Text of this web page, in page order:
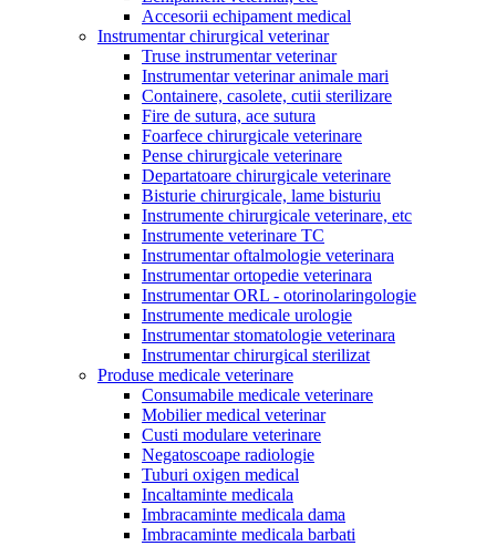
Accesorii echipament medical
Instrumentar chirurgical veterinar
Truse instrumentar veterinar
Instrumentar veterinar animale mari
Containere, casolete, cutii sterilizare
Fire de sutura, ace sutura
Foarfece chirurgicale veterinare
Pense chirurgicale veterinare
Departatoare chirurgicale veterinare
Bisturie chirurgicale, lame bisturiu
Instrumente chirurgicale veterinare, etc
Instrumente veterinare TC
Instrumentar oftalmologie veterinara
Instrumentar ortopedie veterinara
Instrumentar ORL - otorinolaringologie
Instrumente medicale urologie
Instrumentar stomatologie veterinara
Instrumentar chirurgical sterilizat
Produse medicale veterinare
Consumabile medicale veterinare
Mobilier medical veterinar
Custi modulare veterinare
Negatoscoape radiologie
Tuburi oxigen medical
Incaltaminte medicala
Imbracaminte medicala dama
Imbracaminte medicala barbati